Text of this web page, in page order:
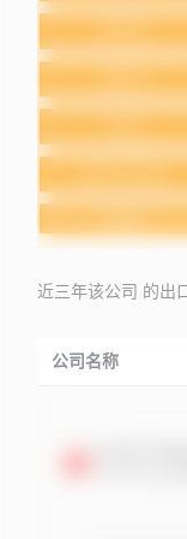
近三年该公司 的出
公司名称